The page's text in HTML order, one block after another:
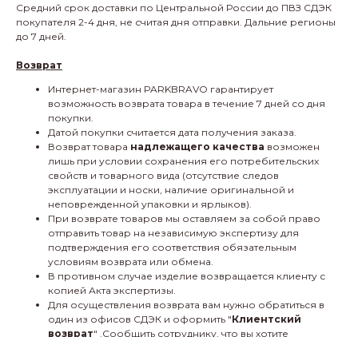
Средний срок доставки по Центральной России до ПВЗ СДЭК
покупателя 2-4 дня, не считая дня отправки. Дальние регионы
до 7 дней.
Возврат
Интернет-магазин PARKBRAVO гарантирует
возможность возврата товара в течение 7 дней со дня
покупки.
Датой покупки считается дата получения заказа.
Возврат товара надлежащего качества возможен
лишь при условии сохранения его потребительских
свойств и товарного вида (отсутствие следов
эксплуатации и носки, наличие оригинальной и
неповрежденной упаковки и ярлыков).
При возврате товаров мы оставляем за собой право
отправить товар на независимую экспертизу для
подтверждения его соответствия обязательным
условиям возврата или обмена.
В противном случае изделие возвращается клиенту с
копией Акта экспертизы.
Для осуществления возврата вам нужно обратиться в
один из офисов СДЭК и оформить "Клиентский
возврат" .Сообщить сотруднику, что вы хотите